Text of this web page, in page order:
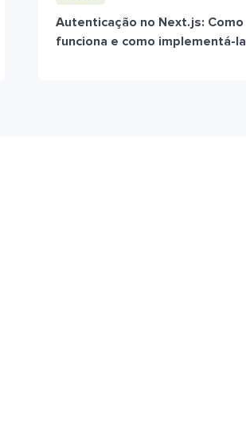
Autenticação no Next.js: Como
funciona e como implementá-la